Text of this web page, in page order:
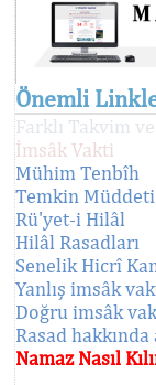
Önemli
Farklı Takvim
İmsâk Vakti
Mühim Tenbîh
Temkin Müddeti
Rü'yet-i Hilâl
Hilâl Rasadları
Senelik Hicrî
Yanlış imsâk
Doğru imsâk
Rasad hakkında
Namaz Nasıl